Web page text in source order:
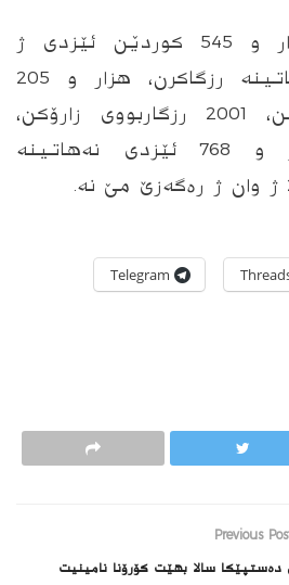
هه‌تا نها سێ هزار و 545 کوردێن ئێزدی ژ
دەستێ داعشێ هاتینه‌ رزگاكرن، هزار و 205
ئافرەتن، 339 زه‌لامن، 2001 رزگاربووى زارۆكن،
هێشتا دوو هزار و 768 ئێزدی نه‌هاتینه‌
Telegram
Previous
سالا بهێت کۆرۆنا نامینیت